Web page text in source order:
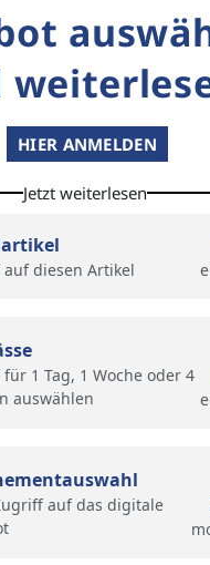
HIER ANMELDEN
Jetzt weiterlesen
diesen Artikel
1 Tag, 1 Woche oder 4
auswählen
auf das digitale